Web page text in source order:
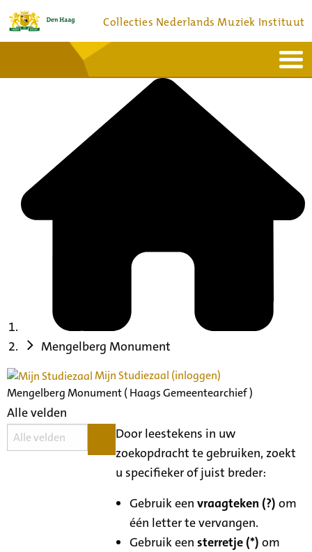
Collecties Nederlands Muziek Instituut
Bronnen en collecties
Mengelberg Monument
Mijn Studiezaal (inloggen)
Mengelberg Monument ( Haags Gemeentearchief )
Alle velden
Door leestekens in uw
zoekopdracht te gebruiken, zoekt
u specifieker of juist breder:
Gebruik eenvraagteken (?) om
één letter te vervangen.
Gebruik eensterretje (*) om